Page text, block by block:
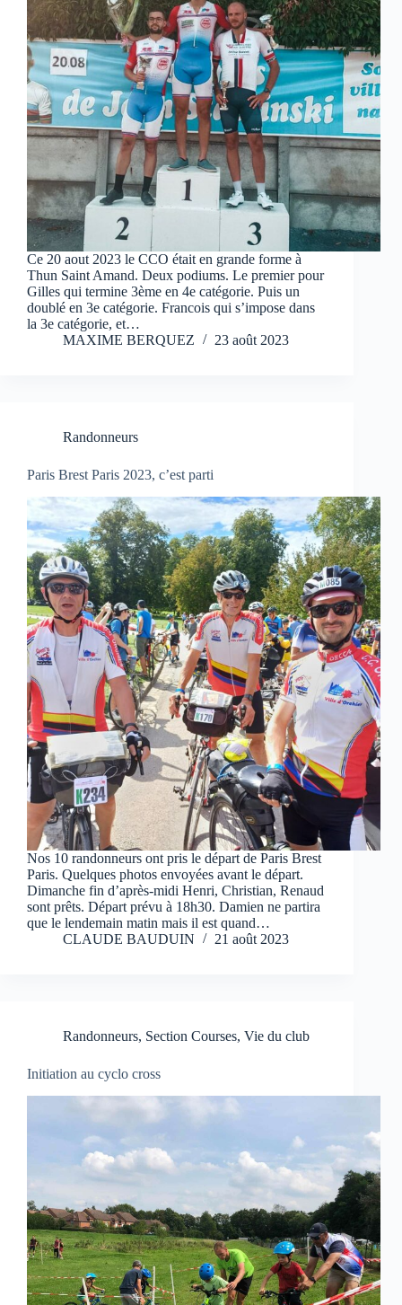
Ce 20 aout 2023 le CCO était en grande forme à
Thun Saint Amand. Deux podiums. Le premier pour
Gilles qui termine 3ème en 4e catégorie. Puis un
doublé en 3e catégorie. Francois qui s’impose dans
la 3e catégorie, et…
MAXIME BERQUEZ
23 août 2023
Randonneurs
Paris Brest Paris 2023, c’est parti
Nos 10 randonneurs ont pris le départ de Paris Brest
Paris. Quelques photos envoyées avant le départ.
Dimanche fin d’après-midi Henri, Christian, Renaud
sont prêts. Départ prévu à 18h30. Damien ne partira
que le lendemain matin mais il est quand…
CLAUDE BAUDUIN
21 août 2023
Randonneurs, Section Courses, Vie du club
Initiation au cyclo cross